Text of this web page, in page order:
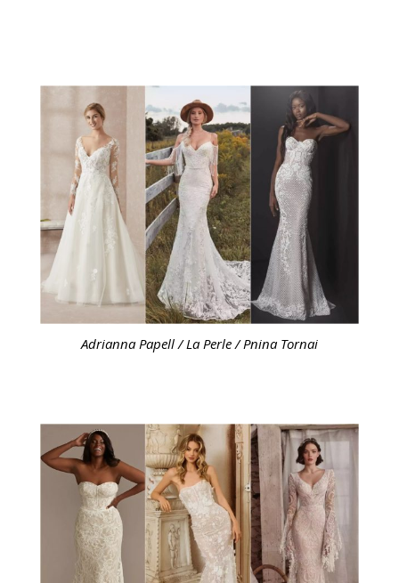
Adrianna Papell / La Perle / Pnina Tornai